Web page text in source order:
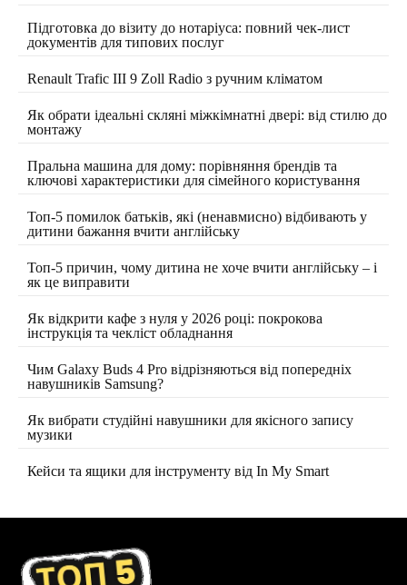
Підготовка до візиту до нотаріуса: повний чек-лист
документів для типових послуг
Renault Trafic III 9 Zoll Radio з ручним кліматом
Як обрати ідеальні скляні міжкімнатні двері: від стилю до
монтажу
Пральна машина для дому: порівняння брендів та
ключові характеристики для сімейного користування
Топ-5 помилок батьків, які (ненавмисно) відбивають у
дитини бажання вчити англійську
Топ-5 причин, чому дитина не хоче вчити англійську – і
як це виправити
Як відкрити кафе з нуля у 2026 році: покрокова
інструкція та чекліст обладнання
Чим Galaxy Buds 4 Pro відрізняються від попередніх
навушників Samsung?
Як вибрати студійні навушники для якісного запису
музики
Кейси та ящики для інструменту від In My Smart